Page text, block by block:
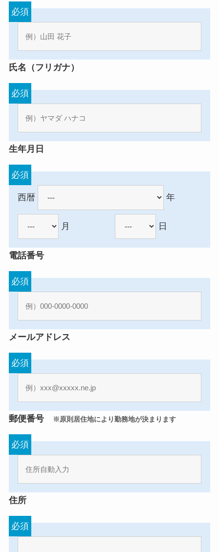
必須
氏名（フリガナ）
必須
生年月日
必須
西暦 年
月 日
電話番号
必須
メールアドレス
必須
郵便番号 ※原則居住地により勤務地が決まります
必須
住所
必須